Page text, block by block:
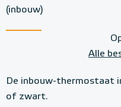
(inbouw)
Alle
De inbouw-thermostaat
of zwart.